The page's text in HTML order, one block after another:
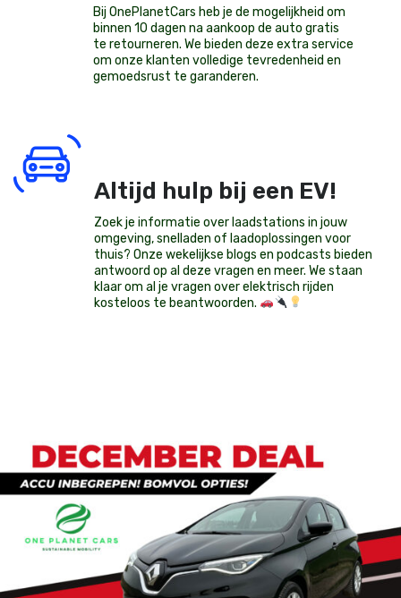
Bij OnePlanetCars heb je de mogelijkheid om
binnen 10 dagen na aankoop de auto gratis
te retourneren. We bieden deze extra service
om onze klanten volledige tevredenheid en
gemoedsrust te garanderen.
Altijd hulp bij een EV!
Zoek je informatie over laadstations in jouw
omgeving, snelladen of laadoplossingen voor
thuis? Onze wekelijkse blogs en podcasts bieden
antwoord op al deze vragen en meer. We staan
klaar om al je vragen over elektrisch rijden
kosteloos te beantwoorden.